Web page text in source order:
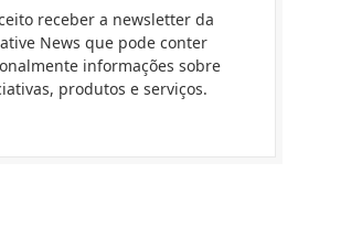
receber a newsletter da
News que pode conter
informações sobre
produtos e serviços.